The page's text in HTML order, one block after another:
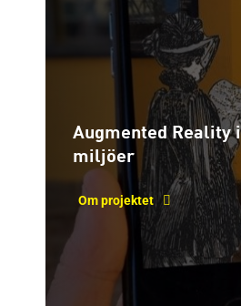
Augmented Reality
miljöer
Om projektet